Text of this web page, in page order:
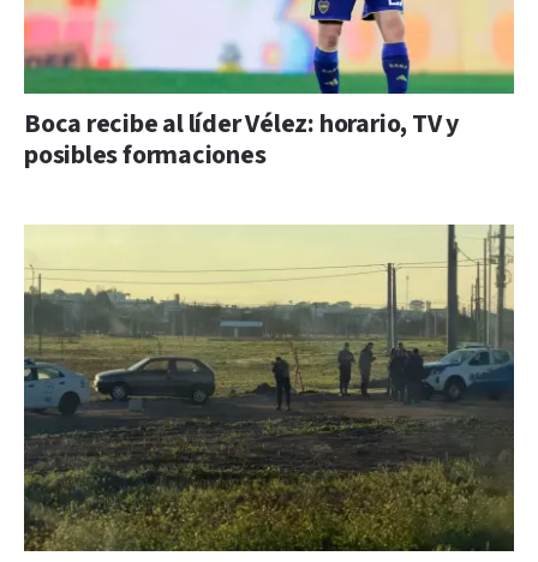
Boca recibe al líder Vélez: horario, TV y
posibles formaciones